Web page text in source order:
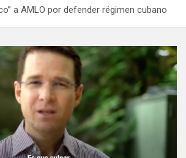
a AMLO por defender régimen cubano